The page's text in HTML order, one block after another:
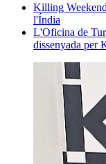
Killing
l'Índia
L'Oficina de
dissenyada per